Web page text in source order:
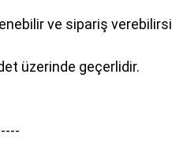
ve sipariş
üzerinde geçerlidir.